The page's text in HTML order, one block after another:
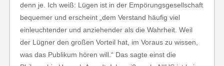
denn je. Ich weiß: Lügen ist in der Empörungsgesellschaft
bequemer und erscheint „dem Verstand häufig viel
einleuchtender und anziehender als die Wahrheit. Weil
der Lügner den großen Vorteil hat, im Voraus zu wissen,
was das Publikum hören will.“ Das sagte einst die